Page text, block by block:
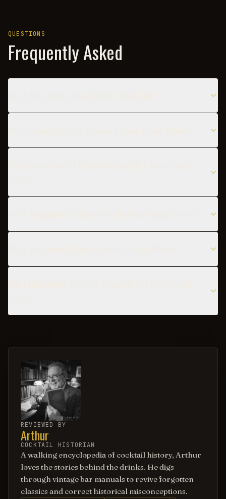
QUESTIONS
Frequently Asked
REVIEWED BY
Arthur
COCKTAIL HISTORIAN
A walking encyclopedia of cocktail history, Arthur
loves the stories behind the drinks. He digs
through vintage bar manuals to revive forgotten
classics and correct historical misconceptions.